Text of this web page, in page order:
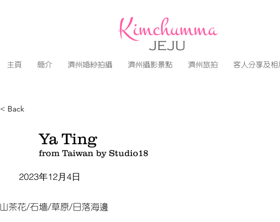
主頁 簡介 濟州婚紗拍攝 濟州攝影景點 濟州旅拍 客人分享及相
< Back
Ya Ting
from Taiwan by Studio18
2023年12月4日
山茶花/石墻/草原/日落海邊